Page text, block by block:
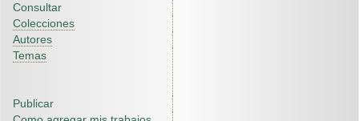
Consultar
Colecciones
Autores
Temas
Publicar